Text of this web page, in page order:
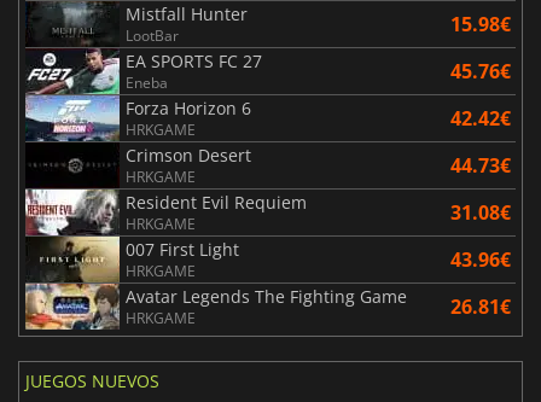
Mistfall Hunter
LootBar 15.98€
EA SPORTS FC 27
Eneba 45.76€
Forza Horizon 6
HRKGAME 42.42€
Crimson Desert
HRKGAME 44.73€
Resident Evil Requiem
HRKGAME 31.08€
007 First Light
HRKGAME 43.96€
Avatar Legends The Fighting Game
HRKGAME 26.81€
JUEGOS NUEVOS